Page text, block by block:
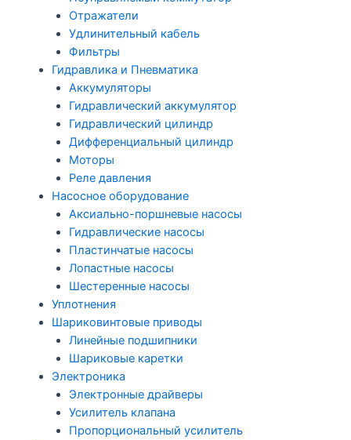
Отражатели
Удлинительный кабель
Фильтры
Гидравлика и Пневматика
Аккумуляторы
Гидравлический аккумулятор
Гидравлический цилиндр
Дифференциальный цилиндр
Моторы
Реле давления
Насосное оборудование
Аксиально-поршневые насосы
Гидравлические насосы
Пластинчатые насосы
Лопастные насосы
Шестеренные насосы
Уплотнения
Шариковинтовые приводы
Линейные подшипники
Шариковые каретки
Электроника
Электронные драйверы
Усилитель клапана
Пропорциональный усилитель